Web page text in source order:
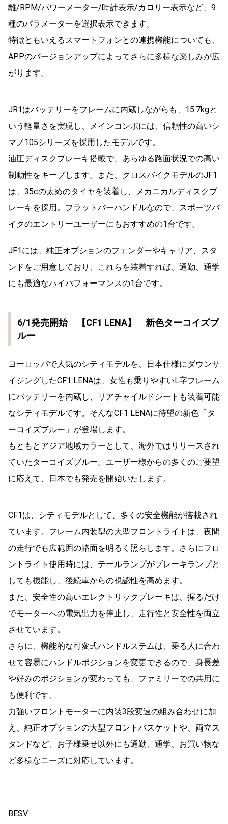
離/RPM/パワーメーター/時計表示/カロリー表示など、9
種のパラメーターを選択表示できます。
特徴ともいえるスマートフォンとの連携機能についても、
APPのバージョンアップによってさらに多様な楽しみが広
がります。
JR1はバッテリーをフレームに内蔵しながらも、15.7kgと
いう軽量さを実現し、メインコンポには、信頼性の高いシ
マノ105シリーズを採用したモデルです。
油圧ディスクブレーキ搭載で、あらゆる路面状況での高い
制動性をキープします。また、クロスバイクモデルのJF1
は、35cの太めのタイヤを装着し、メカニカルディスクブ
レーキを採用。フラットバーハンドルなので、スポーツバ
イクのエントリーユーザーにもおすすめの1台です。
JF1には、純正オプションのフェンダーやキャリア、スタ
ンドをご用意しており、これらを装着すれば、通勤、通学
にも最適なハイパフォーマンスの1台です。
6/1発売開始 【CF1 LENA】 新色ターコイズブ
ルー
ヨーロッパで人気のシティモデルを、日本仕様にダウンサ
イジングしたCF1 LENAは、女性も乗りやすいL字フレーム
にバッテリーを内蔵し、リアチャイルドシートも装着可能
なシティモデルです。そんなCF1 LENAに待望の新色「タ
ーコイズブルー」が登場します。
もともとアジア地域カラーとして、海外ではリリースされ
ていたターコイズブルー。ユーザー様からの多くのご要望
に応えて、日本でも発売を開始いたします。
CF1は、シティモデルとして、多くの安全機能が搭載され
ています。フレーム内装型の大型フロントライトは、夜間
の走行でも広範囲の路面を明るく照らします。さらにフロ
ントライト使用時には、テールランプがブレーキランプと
しても機能し、後続車からの視認性を高めます。
また、安全性の高いエレクトリックブレーキは、握るだけ
でモーターへの電気出力を停止し、走行性と安全性を両立
させています。
さらに、機能的な可変式ハンドルステムは、乗る人に合わ
せて容易にハンドルポジションを変更できるので、身長差
や好みのポジションが変わっても、ファミリーでの共用に
も便利です。
力強いフロントモーターに内装3段変速の組み合わせに加
え、純正オプションの大型フロントバスケットや、両立ス
タンドなど、お子様乗せ以外にも通勤、通学、お買い物な
ど多様なニーズに対応しています。
BESV